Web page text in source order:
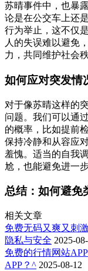
苏晴事件中，也暴
论是在公交车上还
行为举止，这不仅
人的失误难以避免
力，共同维护社会
如何应对突发情
对于像苏晴这样的
问题。我们可以通
的概率，比如提前
保持冷静和从容应
羞愧。适当的自我
尬，也能避免进一
总结：如何避免
相关文章
免费无码又爽又刺
隐私与安全 2025-
免费的行情网站
APP？^ 2025-08-12